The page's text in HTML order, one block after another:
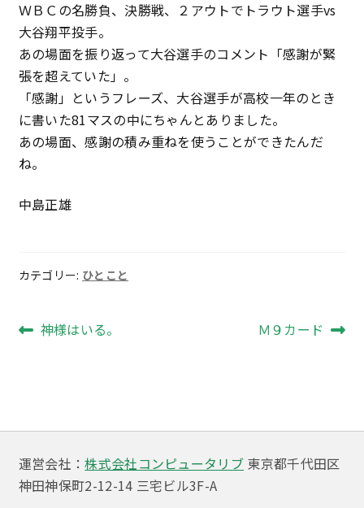
ＷＢＣの名勝負、決勝戦、２アウトでトラウト選手vs
大谷翔平投手。
あの場面を振り返って大谷選手のコメント「感謝が緊
張を超えていた」。
「感謝」というフレーズ、大谷選手が高校一年のとき
に書いた81マスの中にちゃんとありました。
あの場面、感謝の積み重ねを使うことができたんだ
ね。
中島正雄
カテゴリー: ひとこと
投
ビ
ゲ
ー
前
神様はいる。
次
Ｍ９カード
運営会社：株式会社コンピュータリブ 東京都千代田区
神田神保町2-12-14 三宅ビル3F-A